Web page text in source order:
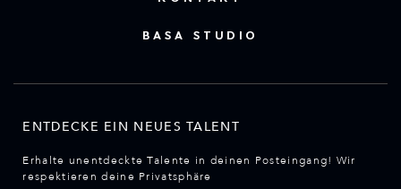
BASA STUDIO
ENTDECKE EIN NEUES TALENT
Erhalte unentdeckte Talente in deinen Posteingang! Wir
respektieren deine Privatsphäre